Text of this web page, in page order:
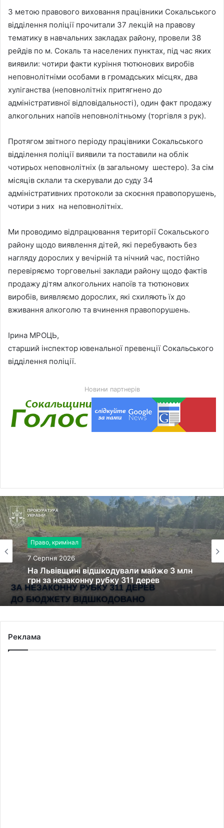
З метою правового виховання працівники Сокальського
відділення поліції прочитали 37 лекцій на правову
тематику в навчальних закладах району, провели 38
рейдів по м. Сокаль та населених пунктах, під час яких
виявили: чотири факти куріння тютюнових виробів
неповнолітніми особами в громадських місцях, два
хуліганства (неповнолітніх притягнено до
адміністративної відповідальності), один факт продажу
алкогольних напоїв неповнолітньому (торгівля з рук).
Протягом звітного періоду працівники Сокальського
відділення поліції виявили та поставили на облік
чотирьох неповнолітніх (в загальному шестеро). За сім
місяців склали та скерували до суду 34
адміністративних протоколи за скоєння правопорушень,
чотири з них на неповнолітніх.
Ми проводимо відпрацювання території Сокальського
району щодо виявлення дітей, які перебувають без
нагляду дорослих у вечірній та нічний час, постійно
перевіряємо торговельні заклади району щодо фактів
продажу дітям алкогольних напоїв та тютюнових
виробів, виявляємо дорослих, які схиляють їх до
вживання алкоголю та вчинення правопорушень.
Ірина МРОЦЬ,
старший інспектор ювенальної превенції Сокальського
відділення поліції.
Новини партнерів
Право, кримінал
7 Серпня 2026
На Львівщині відшкодували майже 3 млн
грн за незаконну рубку 311 дерев
Реклама